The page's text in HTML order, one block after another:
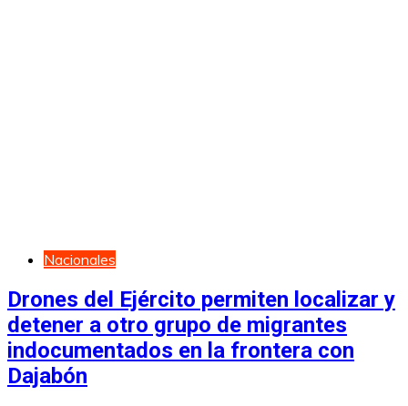
Nacionales
Drones del Ejército permiten localizar y
detener a otro grupo de migrantes
indocumentados en la frontera con
Dajabón